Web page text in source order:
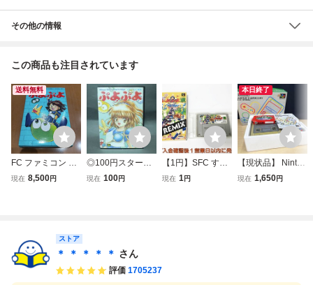
その他の情報
この商品も注目されています
送料無料
FC ファミコン ぷ
よぷよ 徳間書店
現在 8,500円
◎100円スター
ト！メガドライ
現在 100円
【1円】SFC すー
ぱーぷよぷよ通リ
現在 1円
本日終了
【現状品】 Ninten
do ニンテンドー S
現在 1,650円
ストア
＊ ＊ ＊ ＊ ＊ さん
評価 1705237